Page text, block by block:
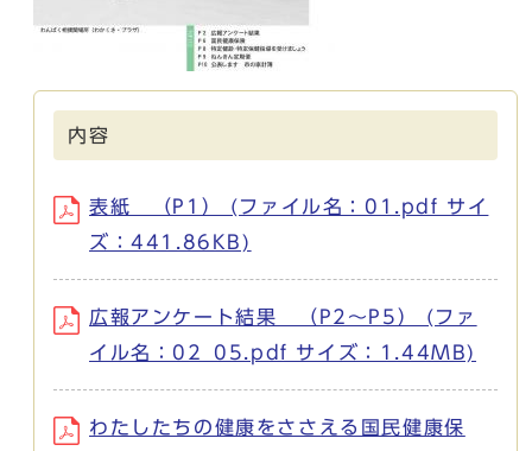
内容
表紙 （P1） (ファイル名：01.pdf サイ
ズ：441.86KB)
広報アンケート結果 （P2～P5） (ファ
イル名：02_05.pdf サイズ：1.44MB)
わたしたちの健康をささえる国民健康保